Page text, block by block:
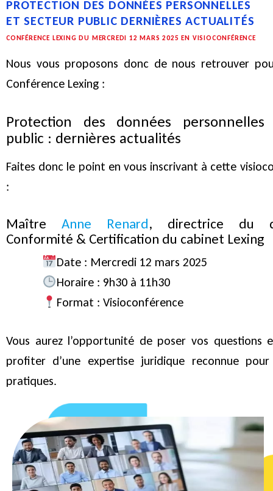
PROTECTION DES DONNÉES PERSONNELLES
ET SECTEUR PUBLIC DERNIÈRES ACTUALITÉS
CONFÉRENCE LEXING DU MERCREDI 12 MARS 2025 EN VISIOCONFÉRENCE
Nous vous proposons donc de nous retrouver
Conférence Lexing :
Protection des données
public : dernières actualités
Faites donc le point en vous inscrivant à cette
:
Maître Anne Renard, directrice du
Conformité & Certification du cabinet Lexing
Date : Mercredi 12 mars 2025
Horaire : 9h30 à 11h30
Format : Visioconférence
Vous aurez l’opportunité de poser vos questions
profiter d’une expertise juridique reconnue
pratiques.